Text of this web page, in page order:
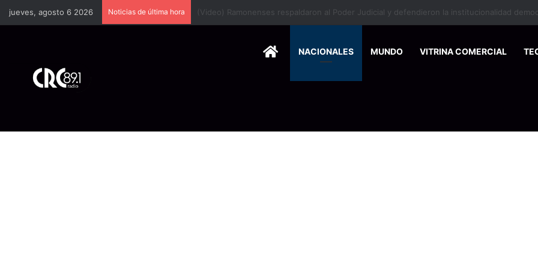
jueves, agosto 6 2026 Noticias de última hora
HOMENACIONALES MUNDO VITRINA COMERCIAL